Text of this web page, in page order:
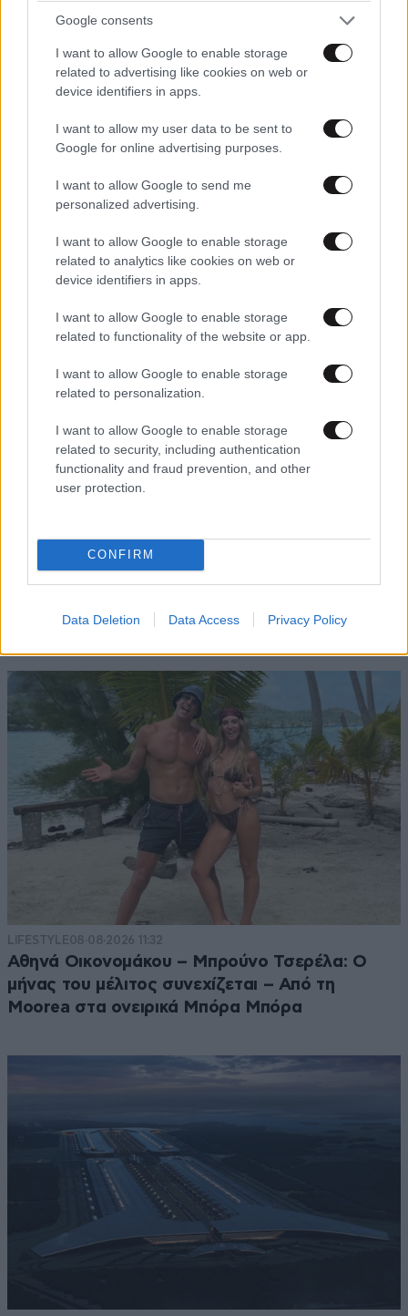
Google consents
I want to allow Google to enable storage
related to advertising like cookies on web or
device identifiers in apps.
I want to allow my user data to be sent to
Google for online advertising purposes.
I want to allow Google to send me
personalized advertising.
I want to allow Google to enable storage
related to analytics like cookies on web or
device identifiers in apps.
I want to allow Google to enable storage
related to functionality of the website or app.
I want to allow Google to enable storage
related to personalization.
I want to allow Google to enable storage
related to security, including authentication
functionality and fraud prevention, and other
user protection.
CONFIRM
Data Deletion Data Access Privacy Policy
ΔΙΑΤΡΟΦΗ08·08·2026 08:30
Ογκολόγοι προειδοποιούν: Αυτές οι τροφές,
περνούν απαρατήρητες, αλλά καλό είναι να τις
βγάλετε από την καθημερινότητά σας
ΟΙΚΟΝΟΜΙΑ08·08·2026 13:03
τηλεφώνημα από την ΑΑΔΕ για φορολογικές
LIFESTYLE08·08·2026 11:32
Αθηνά Οικονομάκου – Μπρούνο Τσερέλα: Ο
μήνας του μέλιτος συνεχίζεται – Από τη
Moorea στα ονειρικά Μπόρα Μπόρα